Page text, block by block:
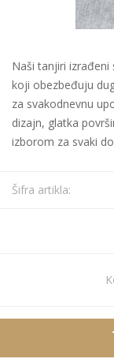
Naši tanjiri
koji obezbeđuju
za svakodnevnu
dizajn, glatka
izborom za svaki
Šifra artikla: